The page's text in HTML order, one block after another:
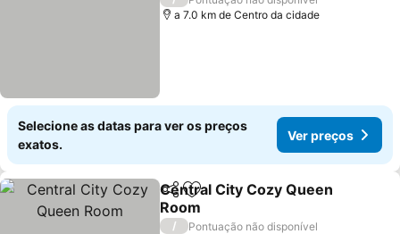
a 7.0 km de Centro da cidade
Selecione as datas para ver os preços
exatos.
Ver preços
PartilharAdicionar aos favoritos
Central City Cozy Queen
Room
Ver preços
/
Pontuação não disponível